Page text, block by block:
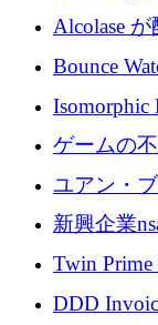
万ユーロ
Alcolase
り組むた
Bounce
ためのイ
Isomorphic
ネオバン
ア進化
ゲームの
ップを紹
ユアン・
ドルで
新興企業
たシリア
Twin
ロンティ
DDD